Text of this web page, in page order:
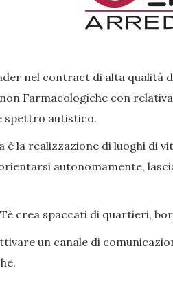
nel contract di alta
Farmacologiche con
spettro autistico.
è la realizzazione di luoghi di
autonomamente,
crea spaccati di quartieri,
un canale di